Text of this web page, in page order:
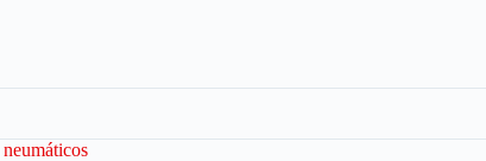
neumáticos